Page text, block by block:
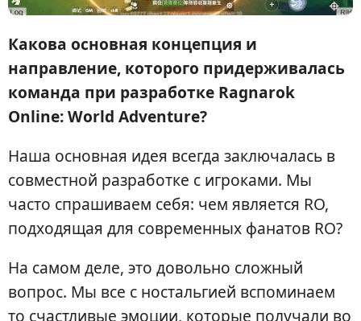
Какова основная концепция и
направление, которого придерживалась
команда при разработке Ragnarok
Online: World Adventure?
Наша основная идея всегда заключалась в
совместной разработке с игроками. Мы
часто спрашиваем себя: чем является RO,
подходящая для современных фанатов RO?
На самом деле, это довольно сложный
вопрос. Мы все с ностальгией вспоминаем
то счастливые эмоции, которые получали во